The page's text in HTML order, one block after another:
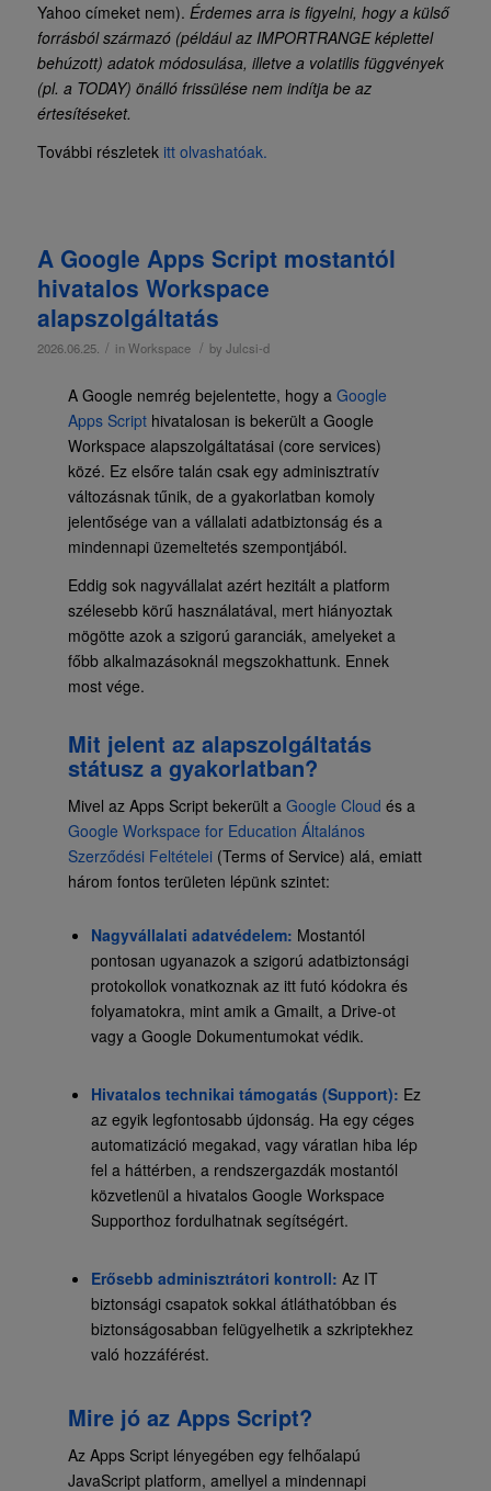
Yahoo címeket nem). Érdemes arra is figyelni, hogy a külső
forrásból származó (például az IMPORTRANGE képlettel
behúzott) adatok módosulása, illetve a volatilis függvények
(pl. a TODAY) önálló frissülése nem indítja be az
értesítéseket.
További részletek itt olvashatóak.
A Google Apps Script mostantól
hivatalos Workspace
alapszolgáltatás
2026.06.25. / inWorkspace / by Julcsi-d
A Google nemrég bejelentette, hogy aGoogle
Apps Script hivatalosan is bekerült a Google
Workspace alapszolgáltatásai (core services)
közé. Ez elsőre talán csak egy adminisztratív
változásnak tűnik, de a gyakorlatban komoly
jelentősége van a vállalati adatbiztonság és a
mindennapi üzemeltetés szempontjából.
Eddig sok nagyvállalat azért hezitált a platform
szélesebb körű használatával, mert hiányoztak
mögötte azok a szigorú garanciák, amelyeket a
főbb alkalmazásoknál megszokhattunk. Ennek
most vége.
Mit jelent az alapszolgáltatás
státusz a gyakorlatban?
Mivel az Apps Script bekerült aGoogle Cloud és a
Google Workspace for Education Általános
Szerződési Feltételei (Terms of Service) alá, emiatt
három fontos területen lépünk szintet:
Nagyvállalati adatvédelem: Mostantól
pontosan ugyanazok a szigorú adatbiztonsági
protokollok vonatkoznak az itt futó kódokra és
folyamatokra, mint amik a Gmailt, a Drive-ot
vagy a Google Dokumentumokat védik.
Hivatalos technikai támogatás (Support): Ez
az egyik legfontosabb újdonság. Ha egy céges
automatizáció megakad, vagy váratlan hiba lép
fel a háttérben, a rendszergazdák mostantól
közvetlenül a hivatalos Google Workspace
Supporthoz fordulhatnak segítségért.
Erősebb adminisztrátori kontroll: Az IT
biztonsági csapatok sokkal átláthatóbban és
biztonságosabban felügyelhetik a szkriptekhez
való hozzáférést.
Mire jó az Apps Script?
Az Apps Script lényegében egy felhőalapú
JavaScript platform, amellyel a mindennapi